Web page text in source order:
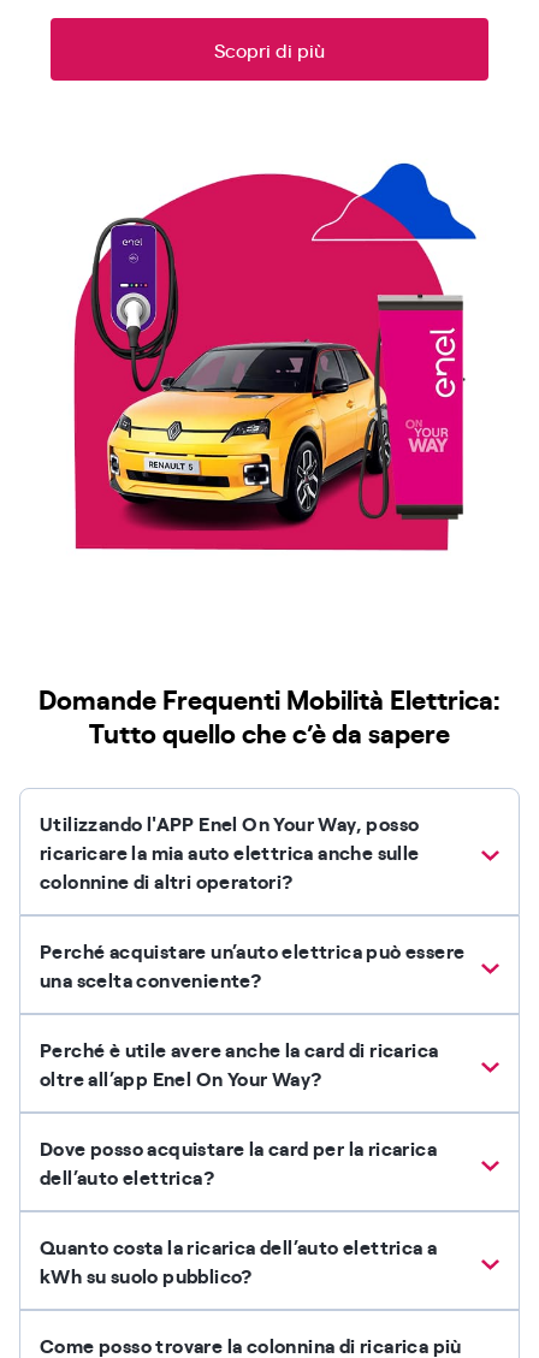
Scopri di più
Domande Frequenti Mobilità Elettrica:
Tutto quello che c’è da sapere
Utilizzando l'APP Enel On Your Way, posso
ricaricare la mia auto elettrica anche sulle
colonnine di altri operatori?
Perché acquistare un’auto elettrica può essere
una scelta conveniente?
Perché è utile avere anche la card di ricarica
oltre all’app Enel On Your Way?
Dove posso acquistare la card per la ricarica
dell’auto elettrica?
Quanto costa la ricarica dell’auto elettrica a
kWh su suolo pubblico?
Come posso trovare la colonnina di ricarica più